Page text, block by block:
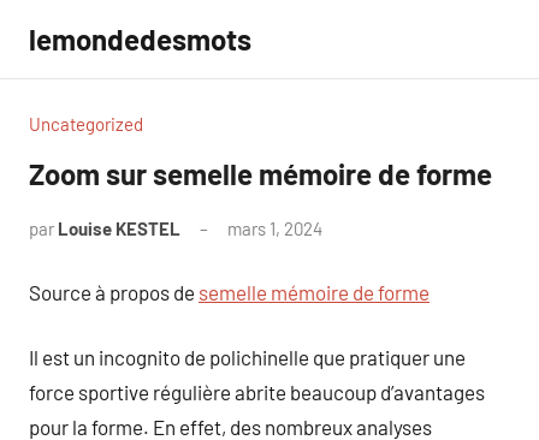
contenu
lemondedesmots
Uncategorized
Zoom sur semelle mémoire de forme
par Louise KESTEL mars 1, 2024
Source à propos de semelle mémoire de forme
Il est un incognito de polichinelle que pratiquer une
force sportive régulière abrite beaucoup d’avantages
pour la forme. En effet, des nombreux analyses